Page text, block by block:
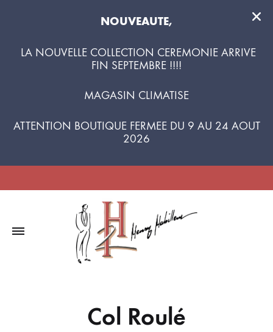
Col Roulé
NOUVEAUTE,
LA NOUVELLE COLLECTION CEREMONIE ARRIVE
FIN SEPTEMBRE !!!!
MAGASIN CLIMATISE
ATTENTION BOUTIQUE FERMEE DU 9 AU 24 AOUT
2026